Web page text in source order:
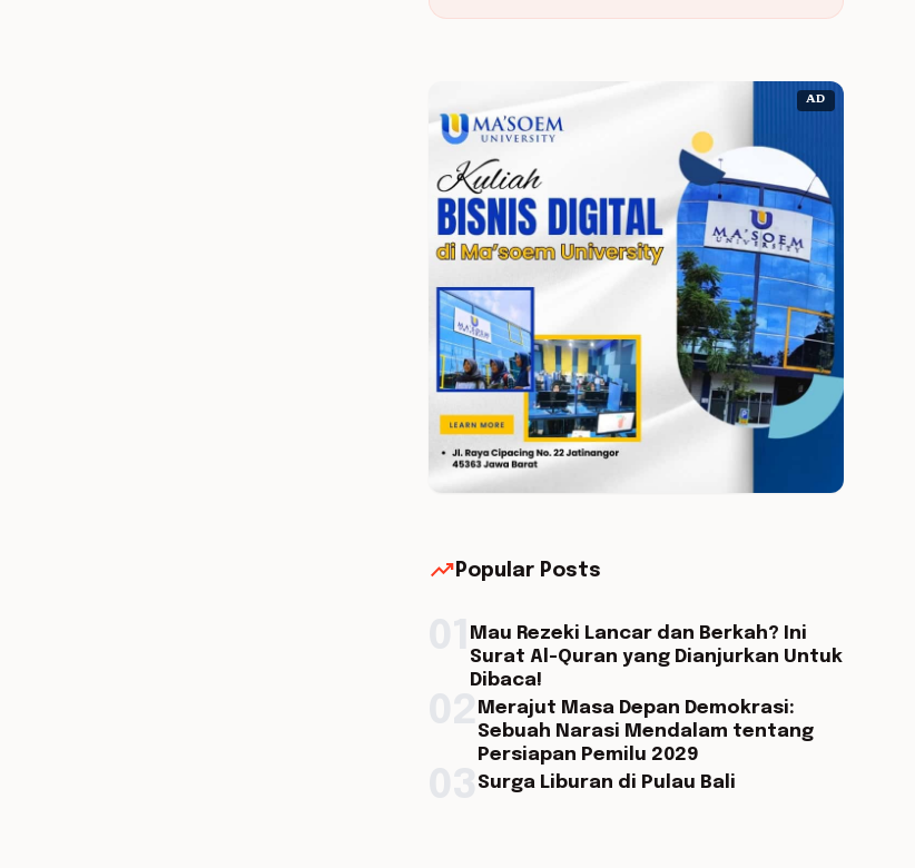
AD
trending_up Popular Posts
Mau Rezeki Lancar dan Berkah? Ini
Surat Al-Quran yang Dianjurkan Untuk
Dibaca!
Merajut Masa Depan Demokrasi:
Sebuah Narasi Mendalam tentang
Persiapan Pemilu 2029
Surga Liburan di Pulau Bali